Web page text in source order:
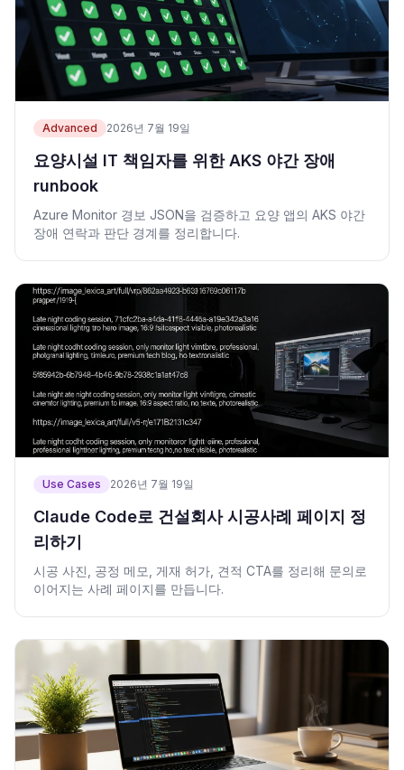
Advanced 2026년 7월 19일
요양시설 IT 책임자를 위한 AKS 야간 장애
runbook
Azure Monitor 경보 JSON을 검증하고 요양 앱의 AKS 야간
장애 연락과 판단 경계를 정리합니다.
Use Cases 2026년 7월 19일
Claude Code로 건설회사 시공사례 페이지 정
리하기
시공 사진, 공정 메모, 게재 허가, 견적 CTA를 정리해 문의로
이어지는 사례 페이지를 만듭니다.